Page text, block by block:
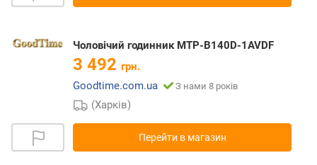
Чоловічий годинник MTP-B140D-1AVDF
3 492 грн.
Goodtime.com.ua
З нами 8 років
(Харків)
Перейти в магазин